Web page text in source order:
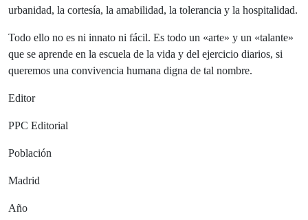
urbanidad, la cortesía, la amabilidad, la tolerancia y la hospitalidad.
Todo ello no es ni innato ni fácil. Es todo un «arte» y un «talante»
que se aprende en la escuela de la vida y del ejercicio diarios, si
queremos una convivencia humana digna de tal nombre.
Editor
PPC Editorial
Población
Madrid
Año